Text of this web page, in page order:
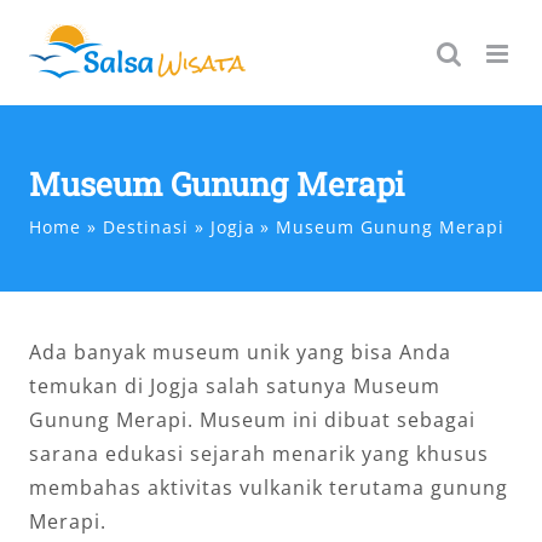
content
Museum Gunung Merapi
Home Destinasi Jogja Museum Gunung Merapi
Ada banyak museum unik yang bisa Anda
temukan di Jogja salah satunya Museum
Gunung Merapi. Museum ini dibuat sebagai
sarana edukasi sejarah menarik yang khusus
membahas aktivitas vulkanik terutama gunung
Merapi.